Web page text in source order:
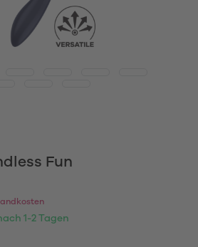
Fun
1-2 Tagen